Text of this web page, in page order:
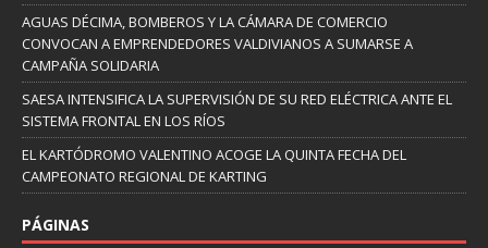
AGUAS DÉCIMA, BOMBEROS Y LA CÁMARA DE COMERCIO
CONVOCAN A EMPRENDEDORES VALDIVIANOS A SUMARSE A
CAMPAÑA SOLIDARIA
SAESA INTENSIFICA LA SUPERVISIÓN DE SU RED ELÉCTRICA ANTE EL
SISTEMA FRONTAL EN LOS RÍOS
EL KARTÓDROMO VALENTINO ACOGE LA QUINTA FECHA DEL
CAMPEONATO REGIONAL DE KARTING
PÁGINAS